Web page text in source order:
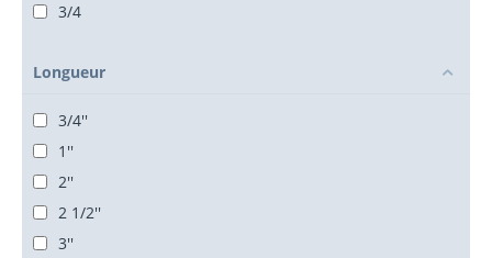
3/4
Longueur
3/4''
1''
2''
2 1/2''
3''